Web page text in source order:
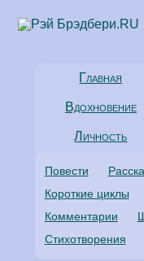
Главная
Вдохновение
Личность
Повести
Короткие циклы
Комментарии
Стихотворения